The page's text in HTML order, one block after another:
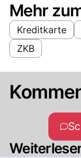
Mehr
Kreditkarte
ZKB